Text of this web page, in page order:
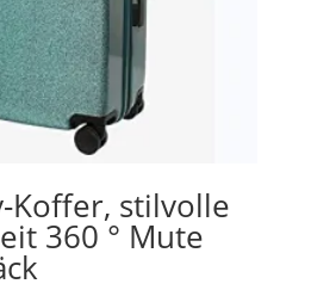
Koffer, stilvolle
360 ° Mute